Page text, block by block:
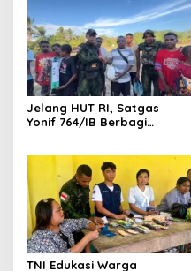
Jelang HUT RI, Satgas
Yonif 764/IB Berbagi
TNI Edukasi Warga